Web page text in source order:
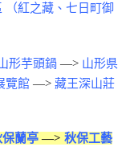
（紅之藏、七日町御
形芋頭鍋 —> 山形県
覽館 —> 藏王深山莊
保蘭亭—> 秋保工藝